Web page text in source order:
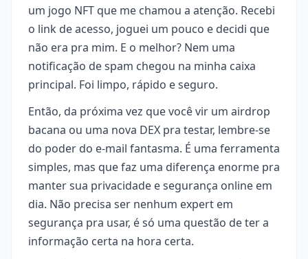
um jogo NFT que me chamou a atenção. Recebi
o link de acesso, joguei um pouco e decidi que
não era pra mim. E o melhor? Nem uma
notificação de spam chegou na minha caixa
principal. Foi limpo, rápido e seguro.
Então, da próxima vez que você vir um airdrop
bacana ou uma nova DEX pra testar, lembre-se
do poder do e-mail fantasma. É uma ferramenta
simples, mas que faz uma diferença enorme pra
manter sua privacidade e segurança online em
dia. Não precisa ser nenhum expert em
segurança pra usar, é só uma questão de ter a
informação certa na hora certa.